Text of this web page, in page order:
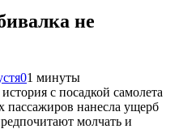
не
01 минуты
с посадкой самолета
пассажиров нанесла ущерб
молчать и